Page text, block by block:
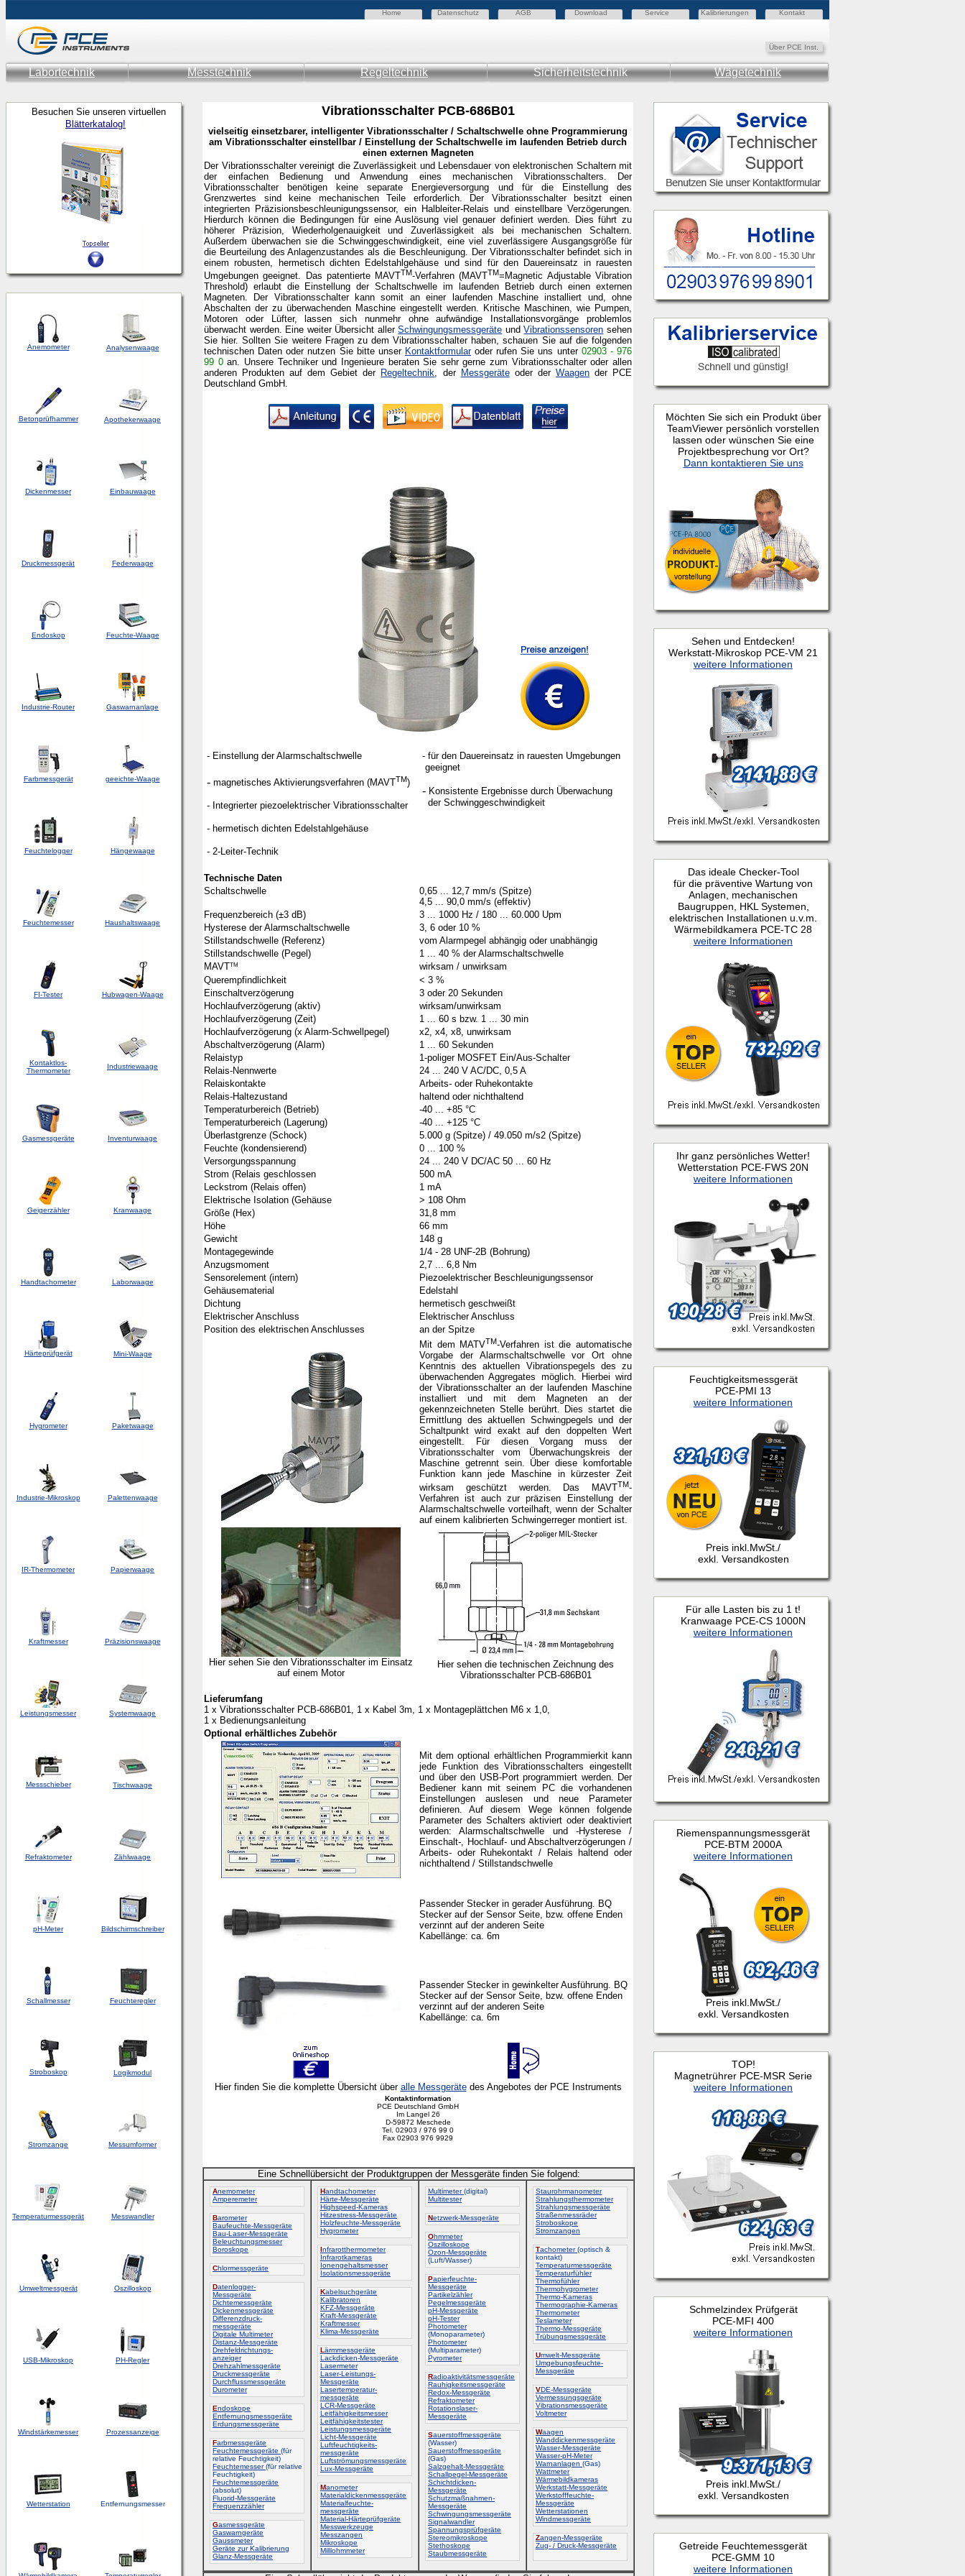
Home Datenschutz AGB Download Service Kalibrierungen Kontakt
Über PCE Inst.
Labortechnik Messtechnik Regeltechnik Sicherheitstechnik Wägetechnik
Besuchen Sie unseren virtuellen
Blätterkatalog!
Anemometer Analysenwaage
Betonprüfhammer Apothekerwaage
Dickenmesser Einbauwaage
Druckmessgerät Federwaage
Endoskop Feuchte-Waage
Industrie-Router Gaswarnanlage
Farbmessgerät geeichte-Waage
Feuchtelogger Hängewaage
Feuchtemesser Haushaltswaage
FI-Tester Hubwagen-Waage
Kontaktlos-
Thermometer
Industriewaage
Gasmessgeräte Inventurwaage
Geigerzähler Kranwaage
Handtachometer Laborwaage
Härteprüfgerät Mini-Waage
Hygrometer Paketwaage
Industrie-Mikroskop Palettenwaage
IR-Thermometer Papierwaage
Kraftmesser Präzisionswaage
Leistungsmesser Systemwaage
Messschieber Tischwaage
Refraktometer Zählwaage
pH-Meter Bildschirmschreiber
Schallmesser Feuchteregler
Stroboskop Logikmodul
Stromzange Messumformer
Temperaturmessgerät Messwandler
Umweltmessgerät Oszilloskop
USB-Mikroskop PH-Regler
Windstärkemesser Prozessanzeige
Wetterstation Entfernungsmesser
Vibrationsschalter PCB-686B01
vielseitig einsetzbarer, intelligenter Vibrationsschalter / Schaltschwelle ohne Programmierung
am Vibrationsschalter einstellbar / Einstellung der Schaltschwelle im laufenden Betrieb durch
einen externen Magneten
Der Vibrationsschalter vereinigt die Zuverlässigkeit und Lebensdauer von elektronischen Schaltern mit
der einfachen Bedienung und Anwendung eines mechanischen Vibrationsschalters. Der
Vibrationsschalter benötigen keine separate Energieversorgung und für die Einstellung des
Grenzwertes sind keine mechanischen Teile erforderlich. Der Vibrationsschalter besitzt einen
integrierten Präzisionsbeschleunigungssensor, ein Halbleiter-Relais und einstellbare Verzögerungen.
Hierdurch können die Bedingungen für eine Auslösung viel genauer definiert werden. Dies führt zu
höherer Präzision, Wiederholgenauigkeit und Zuverlässigkeit als bei mechanischen Schaltern.
Außerdem überwachen sie die Schwinggeschwindigkeit, eine viel zuverlässigere Ausgangsgröße für
die Beurteilung des Anlagenzustandes als die Beschleunigung. Der Vibrationsschalter befindet sich in
einem robusten, hermetisch dichten Edelstahlgehäuse und sind für den Dauereinsatz in rauesten
Umgebungen geeignet. Das patentierte MAVTTM-Verfahren (MAVTTM=Magnetic Adjustable Vibration
Threshold) erlaubt die Einstellung der Schaltschwelle im laufenden Betrieb durch einen externen
Magneten. Der Vibrationsschalter kann somit an einer laufenden Maschine installiert und, ohne
Abschalten der zu überwachenden Maschine eingestellt werden. Kritische Maschinen, wie Pumpen,
Motoren oder Lüfter, lassen sich nunmehr ohne aufwändige Installationsvorgänge problemlos
überwacht werden. Eine weiter Übersicht allerSchwingungsmessgeräte undVibrationssensoren sehen
Sie hier.Sollten Sie weitere Fragen zu dem Vibrationsschalter haben, schauen Sie auf die folgenden
technischen Daten odernutzen Sie bitte unser Kontaktformular oder rufen Sie uns unter 02903 - 976
99 0an. Unsere Techniker und Ingenieure beraten Sie sehr gerne zum Vibrationsschalter oder allen
anderen Produkten auf dem Gebiet der Regeltechnik, der Messgeräteoder der Waagender PCE
Deutschland GmbH.
- Einstellung der Alarmschaltschwelle
- magnetisches Aktivierungsverfahren (MAVTTM)
- Integrierter piezoelektrischer Vibrationsschalter
- hermetisch dichten Edelstahlgehäuse
- 2-Leiter-Technik
- für den Dauereinsatz in rauesten Umgebungen
geeignet
- Konsistente Ergebnisse durch Überwachung
der Schwinggeschwindigkeit
Technische Daten
Schaltschwelle
0,65 ... 12,7 mm/s (Spitze)
4,5 ... 90,0 mm/s (effektiv)
Frequenzbereich (±3 dB)
3 ... 1000 Hz / 180 ... 60.000 Upm
Hysterese der Alarmschaltschwelle
3, 6 oder 10 %
Stillstandschwelle (Referenz)
vom Alarmpegel abhängig oder unabhängig
Stillstandschwelle (Pegel)
1 ... 40 % der Alarmschaltschwelle
MAVTTM
wirksam / unwirksam
Querempfindlichkeit
< 3 %
Einschaltverzögerung
3 oder 20 Sekunden
Hochlaufverzögerung (aktiv)
wirksam/unwirksam
Hochlaufverzögerung (Zeit)
1 ... 60 s bzw. 1 ... 30 min
Hochlaufverzögerung (x Alarm-Schwellpegel)
x2, x4, x8, unwirksam
Abschaltverzögerung (Alarm)
1 ... 60 Sekunden
Relaistyp
1-poliger MOSFET Ein/Aus-Schalter
Relais-Nennwerte
24 ... 240 V AC/DC, 0,5 A
Relaiskontakte
Arbeits- oder Ruhekontakte
Relais-Haltezustand
haltend oder nichthaltend
Temperaturbereich (Betrieb)
-40 ... +85 °C
Temperaturbereich (Lagerung)
-40 ... +125 °C
Überlastgrenze (Schock)
5.000 g (Spitze) / 49.050 m/s2 (Spitze)
Feuchte (kondensierend)
0 ... 100 %
Versorgungsspannung
24 ... 240 V DC/AC 50 ... 60 Hz
Strom (Relais geschlossen
500 mA
Leckstrom (Relais offen)
1 mA
Elektrische Isolation (Gehäuse
> 108 Ohm
Größe (Hex)
31,8 mm
Höhe
66 mm
Gewicht
148 g
Montagegewinde
1/4 - 28 UNF-2B (Bohrung)
Anzugsmoment
2,7 ... 6,8 Nm
Sensorelement (intern)
Piezoelektrischer Beschleunigungssensor
Gehäusematerial
Edelstahl
Dichtung
hermetisch geschweißt
Elektrischer Anschluss
Elektrischer Anschluss
Position des elektrischen Anschlusses
an der Spitze
Mit dem MATVTM-Verfahren ist die automatische
Vorgabe der Alarmschaltschwelle vor Ort ohne
Kenntnis des aktuellen Vibrationspegels des zu
überwachenden Aggregates möglich. Hierbei wird
der Vibrationsschalter an der laufenden Maschine
installiert und mit dem Magneten an der
gekennzeichneten Stelle berührt. Dies startet die
Ermittlung des aktuellen Schwingpegels und der
Schaltpunkt wird exakt auf den doppelten Wert
eingestellt. Für diesen Vorgang muss der
Vibrationsschalter vom Überwachungskreis der
Maschine getrennt sein. Über diese komfortable
Funktion kann jede Maschine in kürzester Zeit
wirksam geschützt werden. Das MAVTTM-
Verfahren ist auch zur präzisen Einstellung der
Alarmschaltschwelle vorteilhaft, wenn der Schalter
auf einem kalibrierten Schwingerreger montiert ist.
Hier sehen Sie den Vibrationsschalter im Einsatz
auf einem Motor
Hier sehen die technischen Zeichnung des
Vibrationsschalter PCB-686B01
Lieferumfang
1 x Vibrationsschalter PCB-686B01, 1 x Kabel 3m, 1 x Montageplättchen M6 x 1,0,
1 x Bedienungsanleitung
Optional erhältliches Zubehör
Mit dem optional erhältlichen Programmierkit kann
jede Funktion des Vibrationsschalters eingestellt
und über den USB-Port programmiert werden. Der
Bediener kann mit seinem PC die vorhandenen
Einstellungen auslesen und neue Parameter
definieren. Auf diesem Wege können folgende
Parameter des Schalters aktiviert oder deaktiviert
werden: Alarmschaltschwelle und -Hysterese /
Einschalt-, Hochlauf- und Abschaltverzögerungen /
Arbeits- oder Ruhekontakt / Relais haltend oder
nichthaltend / Stillstandschwelle
Passender Stecker in gerader Ausführung. BQ
Stecker auf der Sensor Seite, bzw. offene Enden
verzinnt auf der anderen Seite
Kabellänge: ca. 6m
Passender Stecker in gewinkelter Ausführung. BQ
Stecker auf der Sensor Seite, bzw. offene Enden
verzinnt auf der anderen Seite
Kabellänge: ca. 6m
Hier finden Sie die komplette Übersicht über alle Messgerätedes Angebotes der PCE Instruments
Kontaktinformation
PCE Deutschland GmbH
Im Langel 26
D-59872 Meschede
Tel. 02903 / 976 99 0
Fax 02903 976 9929
Eine Schnellübersicht der Produktgruppen der Messgeräte finden Sie folgend:
Anemometer
Amperemeter
Barometer
Baufeuchte-Messgeräte
Bau-Laser-Messgeräte
Beleuchtungsmesser
Boroskope
Chlormessgeräte
Datenlogger-
Messgeräte
Dichtemessgeräte
Dickenmessgeräte
Differenzdruck-
messgeräte
Digitale Multimeter
Distanz-Messgeräte
Drehfeldrichtungs-
anzeiger
Drehzahlmessgeräte
Druckmessgeräte
Durchflussmessgeräte
Durometer
Endoskope
Entfernungsmessgeräte
Erdungsmessgeräte
Farbmessgeräte
Feuchtemessgeräte (für
relative Feuchtigkeit)
Feuchtemesser(für relative
Feuchtigkeit)
Feuchtemessgeräte
(absolut)
Fluorid-Messgeräte
Frequenzzähler
Gasmessgeräte
Gaswarngeräte
Gaussmeter
Geräte zur Kalibrierung
Glanz-Messgeräte
Handtachometer
Härte-Messgeräte
Highspeed-Kameras
Hitzestress-Messgeräte
Holzfeuchte-Messgeräte
Hygrometer
Infrarotthermometer
Infrarotkameras
Ionengehaltsmesser
Isolationsmessgeräte
Kabelsuchgeräte
Kalibratoren
KFZ-Messgeräte
Kraft-Messgeräte
Kraftmesser
Klima-Messgeräte
Lärmmessgeräte
Lackdicken-Messgeräte
Lasermeter
Laser-Leistungs-
Messgeräte
Lasertemperatur-
messgeräte
LCR-Messgeräte
Leitfähigkeitsmesser
Leitfähigkeitstester
Leistungsmessgeräte
Licht-Messgeräte
Luftfeuchtigkeits-
messgeräte
Luftströmungsmessgeräte
Lux-Messgeräte
Manometer
Materialdickenmessgeräte
Materialfeuchte-
messgeräte
Material-Härteprüfgeräte
Messwerkzeuge
Messzangen
Mikroskope
Milliohmmeter
Multimeter(digital)
Multitester
Netzwerk-Messgeräte
Ohmmeter
Oszilloskope
Ozon-Messgeräte
(Luft/Wasser)
Papierfeuchte-
Messgeräte
Partikelzähler
Pegelmessgeräte
pH-Messgeräte
pH-Tester
Photometer
(Monoparameter)
Photometer
(Multiparameter)
Pyrometer
Radioaktivitätsmessgeräte
Rauhigkeitsmessgeräte
Redox-Messgeräte
Refraktometer
Rotationslaser-
Messgeräte
Sauerstoffmessgeräte
(Wasser)
Sauerstoffmessgeräte
(Gas)
Salzgehalt-Messgeräte
Schallpegel-Messgeräte
Schichtdicken-
Messgeräte
Schutzmaßnahmen-
Messgeräte
Schwingungsmessgeräte
Signalwandler
Spannungsprüfgeräte
Stereomikroskope
Stethoskope
Staubmessgeräte
Staurohrmanometer
Strahlungsthermometer
Strahlungsmessgeräte
Straßenmessräder
Stroboskope
Stromzangen
Tachometer(optisch &
kontakt)
Temperaturmessgeräte
Temperaturfühler
Thermofühler
Thermohygrometer
Thermo-Kameras
Thermographie-Kameras
Thermometer
Teslameter
Thermo-Messgeräte
Trübungsmessgeräte
Umwelt-Messgeräte
Umgebungsfeuchte-
Messgeräte
VDE-Messgeräte
Vermessungsgeräte
Vibrationsmessgeräte
Voltmeter
Waagen
Wanddickenmessgeräte
Wasser-Messgeräte
Wasser-pH-Meter
Warnanlagen (Gas)
Wattmeter
Wärmebildkameras
Werkstatt-Messgeräte
Werkstofffeuchte-
Messgeräte
Wetterstationen
Windmessgeräte
Zangen-Messgeräte
Zug- / Druck-Messgeräte